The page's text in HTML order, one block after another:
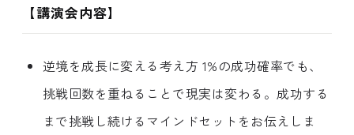
【講演会内容】
逆境を成長に変える考え方 1%の成功確率でも、
挑戦回数を重ねることで現実は変わる。成功する
まで挑戦し続けるマインドセットをお伝えしま